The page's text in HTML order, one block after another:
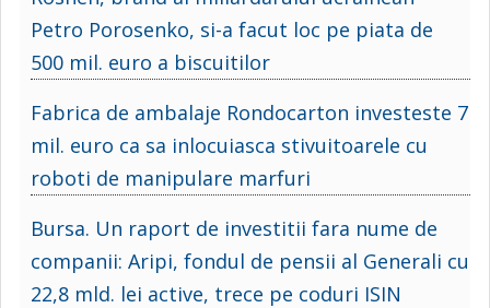
Petro Porosenko, si-a facut loc pe piata de
500 mil. euro a biscuitilor
Fabrica de ambalaje Rondocarton investeste 7
mil. euro ca sa inlocuiasca stivuitoarele cu
roboti de manipulare marfuri
Bursa. Un raport de investitii fara nume de
companii: Aripi, fondul de pensii al Generali cu
22,8 mld. lei active, trece pe coduri ISIN